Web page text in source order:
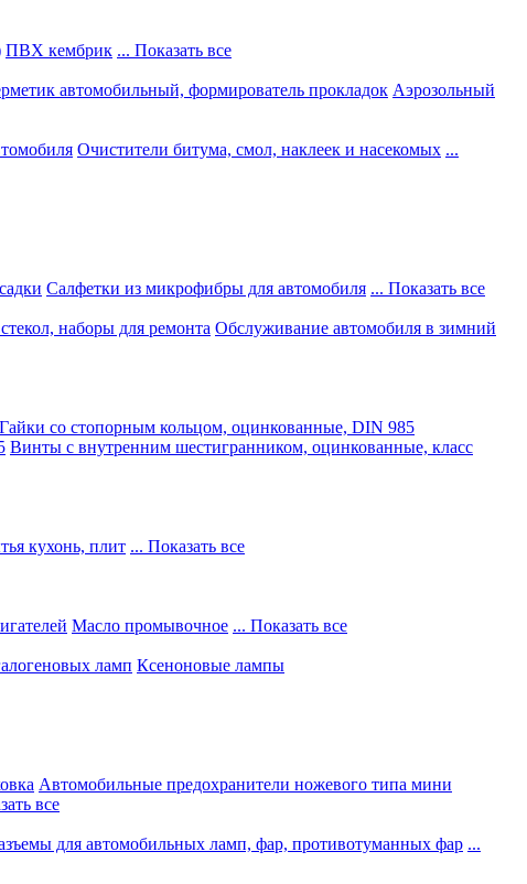
ПВХ кембрик ... Показать все
автомобильный, формирователь прокладок Аэрозольный
Очистители битума, смол, наклеек и насекомых ...
Салфетки из микрофибры для автомобиля ... Показать все
наборы для ремонта Обслуживание автомобиля в зимний
Гайки со стопорным кольцом, оцинкованные, DIN 985
Винты с внутренним шестигранником, оцинкованные, класс
кухонь, плит ... Показать все
Масло промывочное ... Показать все
ламп Ксеноновые лампы
Автомобильные предохранители ножевого типа мини
все
для автомобильных ламп, фар, противотуманных фар ...